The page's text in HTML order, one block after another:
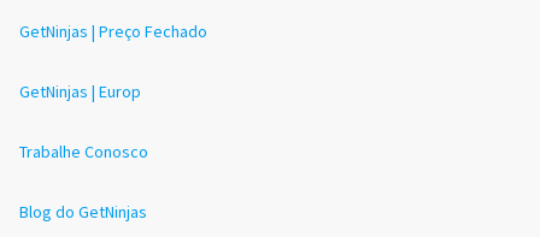
GetNinjas | Preço Fechado
GetNinjas | Europ
Trabalhe Conosco
Blog do GetNinjas